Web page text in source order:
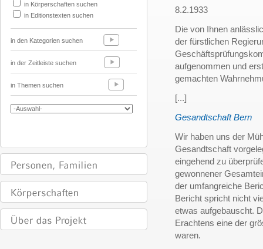
in Körperschaften suchen
in Editionstexten suchen
in den Kategorien suchen
in der Zeitleiste suchen
in Themen suchen
8.2.1933
Die von Ihnen
der fürstlichen
aufgenommen und
gemachten
[...]
Gesandtschaft Bern
Wir haben uns der
Gesandtschaft
eingehend zu
gewonnener
der umfangreiche
Bericht spricht nicht
etwas aufgebauscht.
Erachtens eine der
waren.